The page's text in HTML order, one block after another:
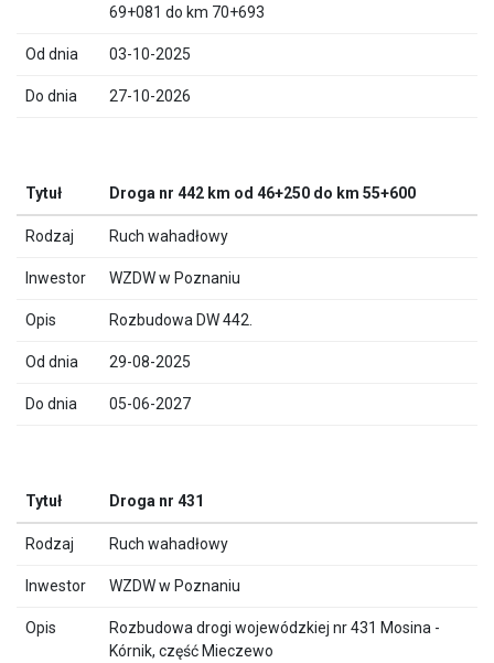
69+081 do km 70+693
03-10-2025
27-10-2026
Droga nr 442 km od 46+250 do km 55+600
Ruch wahadłowy
WZDW w Poznaniu
Rozbudowa DW 442.
29-08-2025
05-06-2027
Droga nr 431
Ruch wahadłowy
WZDW w Poznaniu
Rozbudowa drogi wojewódzkiej nr 431 Mosina -
Kórnik, część Mieczewo